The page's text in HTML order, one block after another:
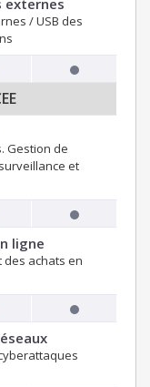
externes
/ USB des
Gestion de
et
ligne
des achats en